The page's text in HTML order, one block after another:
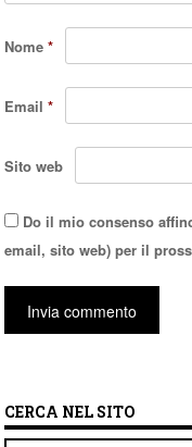
Nome*
Email*
Sito web
Do il mio consenso
email, sito web) per il
CERCA NEL SITO